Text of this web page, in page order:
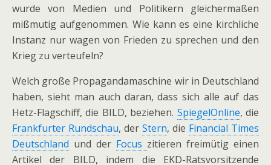
wurde von Medien und Politikern gleichermaßen
mißmutig aufgenommen. Wie kann es eine kirchliche
Instanz nur wagen von Frieden zu sprechen und den
Krieg zu verteufeln?
Welch große Propagandamaschine wir in Deutschland
haben, sieht man auch daran, dass sich alle auf das
Hetz-Flagschiff, die BILD, beziehen. SpiegelOnline, die
Frankfurter Rundschau, der Stern, die Financial Times
Deutschland und der Focus zitieren freimütig einen
Artikel der BILD, indem die EKD-Ratsvorsitzende